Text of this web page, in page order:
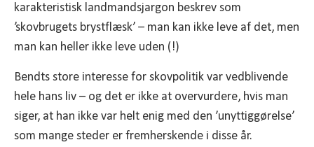
karakteristisk landmandsjargon beskrev som
’skovbrugets brystflæsk’ – man kan ikke leve af det, men
man kan heller ikke leve uden (!)
Bendts store interesse for skovpolitik var vedblivende
hele hans liv – og det er ikke at overvurdere, hvis man
siger, at han ikke var helt enig med den ’unyttiggørelse’
som mange steder er fremherskende i disse år.